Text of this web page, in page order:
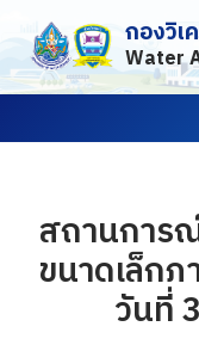
Skip
to
กองวิเ
Water
สถานการ
ขนาดเล็ก
วันที่